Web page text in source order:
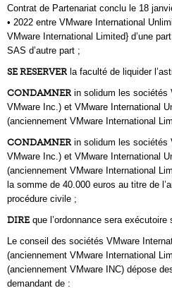
Contrat de Partenariat conclu le 18
• 2022 entre VMware International
VMware International Limited} d’une
SAS d’autre part ;
SE RESERVER la faculté de liquider
CONDAMNER in solidum les sociétés
VMware Inc.) et VMware International
(anciennement VMware International
CONDAMNER in solidum les sociétés
VMware Inc.) et VMware International
(anciennement VMware International
la somme de 40.000 euros au titre de
procédure civile ;
DIRE que l’ordonnance sera exécutoire
Le conseil des sociétés VMware
(anciennement VMware International
(anciennement VMware INC) dépose
demandant de :